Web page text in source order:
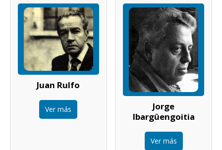
Juan Rulfo
Ver más
Jorge
Ibargüengoitia
Ver más